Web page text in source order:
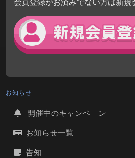
会員登録がお済みでない方は新規
お知らせ
開催中のキャンペーン
お知らせ一覧
告知